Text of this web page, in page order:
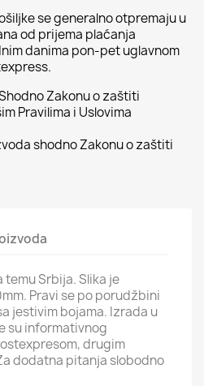
se generalno otpremaju u
od prijema plaćanja
danima pon-pet uglavnom
Zakonu o zaštiti
Pravilima i Uslovima
shodno Zakonu o zaštiti
temu Srbija. Slika je
Pravi se po porudžbini
jestivim bojama. Izrada u
su informativnog
drugim
dodatna pitanja slobodno